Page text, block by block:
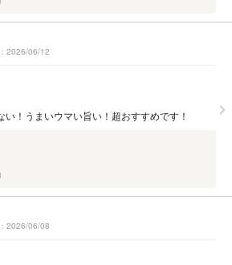
2026/06/12
！うまいウマい旨い！超おすすめです！
2026/06/08